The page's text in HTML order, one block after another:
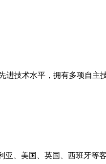
进技术水平，拥有多项自
亚、美国、英国、西班牙